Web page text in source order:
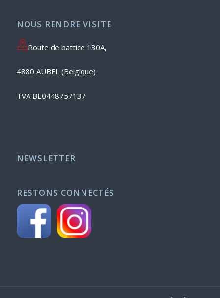
NOUS RENDRE VISITE
Route de battice 130A,
4880 AUBEL (Belgique)
TVA BE0448757137
NEWSLETTER
RESTONS CONNECTÉS